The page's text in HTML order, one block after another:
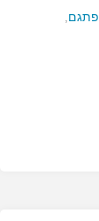
פתגם